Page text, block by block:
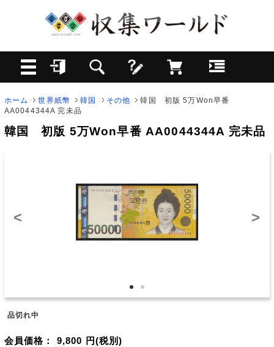
ホーム 世界紙幣 韓国 その他
韓国 初版 5万Won早番
AA0044344A 完未品
韓国 初版 5万Won早番 AA0044344A 完未品
< >
品切れ中
会員価格： 9,800 円(税別)